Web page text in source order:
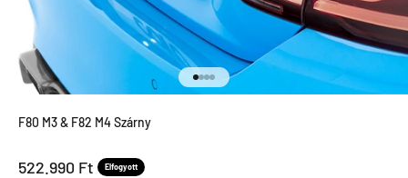
Menjen a termékre 1
Menjen a termékre 2
Menjen a termékre 3
Menjen a termékre 4
F80 M3 & F82 M4 Szárny
Leértékel ár
522.990 Ft Elfogyott